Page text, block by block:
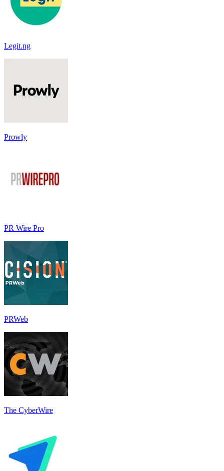
Legit.ng
Prowly
PR Wire Pro
PRWeb
The CyberWire